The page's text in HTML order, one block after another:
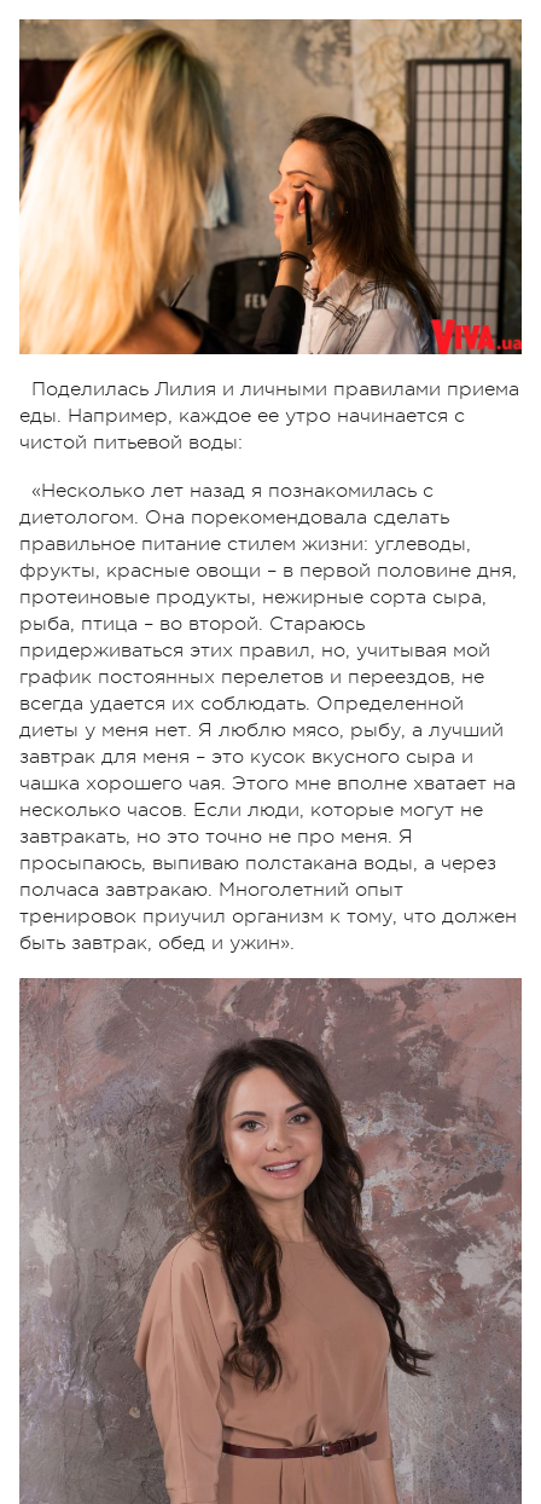
Поделилась Лилия и личными правилами приема
еды. Например, каждое ее утро начинается с
чистой питьевой воды:
«Несколько лет назад я познакомилась с
диетологом. Она порекомендовала сделать
правильное питание стилем жизни: углеводы,
фрукты, красные овощи – в первой половине дня,
протеиновые продукты, нежирные сорта сыра,
рыба, птица – во второй. Стараюсь
придерживаться этих правил, но, учитывая мой
график постоянных перелетов и переездов, не
всегда удается их соблюдать. Определенной
диеты у меня нет. Я люблю мясо, рыбу, а лучший
завтрак для меня – это кусок вкусного сыра и
чашка хорошего чая. Этого мне вполне хватает на
несколько часов. Если люди, которые могут не
завтракать, но это точно не про меня. Я
просыпаюсь, выпиваю полстакана воды, а через
полчаса завтракаю. Многолетний опыт
тренировок приучил организм к тому, что должен
быть завтрак, обед и ужин».